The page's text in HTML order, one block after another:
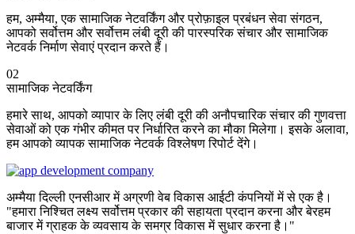
हम, अम्मैया, एक सामाजिक नेटवर्किंग और प्रोफ़ाइल प्रबंधन सेवा संगठन,
आपको सर्वोत्तम और सर्वोत्तम लंबी दूरी की पारस्परिक संचार और सामाजिक
नेटवर्क निर्माण सेवाएं प्रदान करते हैं।
02
सामाजिक नेटवर्किंग
हमारे साथ, आपको व्यापार के लिए लंबी दूरी की अनौपचारिक संचार की गुणवत्ता
सेवाओं को एक गंभीर कीमत पर निर्धारित करने का मौका मिलेगा। इसके अलावा,
हम आपको व्यापक सामाजिक नेटवर्क विश्लेषण रिपोर्ट देंगे।
अम्मैया दिल्ली एनसीआर में अग्रणी वेब विकास आईटी कंपनियों में से एक है।
"हमारा निश्चित लक्ष्य सर्वोत्तम प्रकार की सहायता प्रदान करना और बेरहम
बाजार में ग्राहक के व्यवसाय के समग्र विकास में सुधार करना है।"